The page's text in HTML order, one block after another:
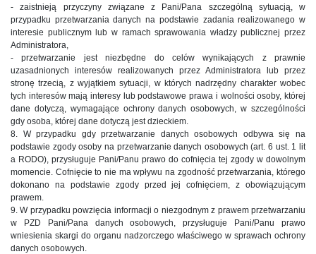
- zaistnieją przyczyny związane z Pani/Pana szczególną sytuacją, w
przypadku przetwarzania danych na podstawie zadania realizowanego w
interesie publicznym lub w ramach sprawowania władzy publicznej przez
Administratora,
- przetwarzanie jest niezbędne do celów wynikających z prawnie
uzasadnionych interesów realizowanych przez Administratora lub przez
stronę trzecią, z wyjątkiem sytuacji, w których nadrzędny charakter wobec
tych interesów mają interesy lub podstawowe prawa i wolności osoby, której
dane dotyczą, wymagające ochrony danych osobowych, w szczególności
gdy osoba, której dane dotyczą jest dzieckiem.
8. W przypadku gdy przetwarzanie danych osobowych odbywa się na
podstawie zgody osoby na przetwarzanie danych osobowych (art. 6 ust. 1 lit
a RODO), przysługuje Pani/Panu prawo do cofnięcia tej zgody w dowolnym
momencie. Cofnięcie to nie ma wpływu na zgodność przetwarzania, którego
dokonano na podstawie zgody przed jej cofnięciem, z obowiązującym
prawem.
9. W przypadku powzięcia informacji o niezgodnym z prawem przetwarzaniu
w PZD Pani/Pana danych osobowych, przysługuje Pani/Panu prawo
wniesienia skargi do organu nadzorczego właściwego w sprawach ochrony
danych osobowych.